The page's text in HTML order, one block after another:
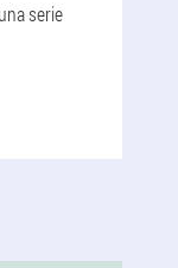
serie